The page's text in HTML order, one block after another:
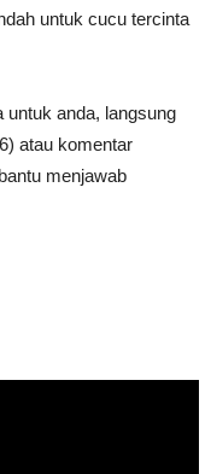
untuk cucu tercinta
untuk anda, langsung
atau komentar
menjawab